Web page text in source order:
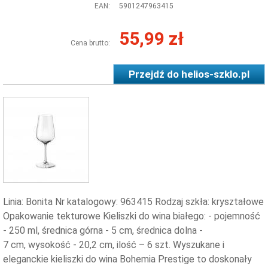
EAN: 5901247963415
Cena brutto: 55,99 zł
Przejdź dohelios-szklo.pl
Linia: Bonita Nr katalogowy: 963415 Rodzaj szkła: kryształowe
Opakowanie tekturowe Kieliszki do wina białego: - pojemność
- 250 ml, średnica górna - 5 cm, średnica dolna -
7 cm, wysokość - 20,2 cm, ilość – 6 szt. Wyszukane i
eleganckie kieliszki do wina Bohemia Prestige to doskonały